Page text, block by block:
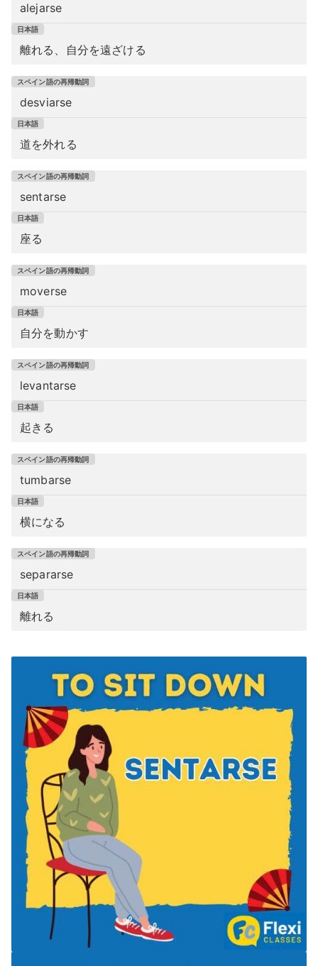
alejarse
離れる、自分を遠ざける
desviarse
道を外れる
sentarse
座る
moverse
自分を動かす
levantarse
起きる
tumbarse
横になる
separarse
離れる